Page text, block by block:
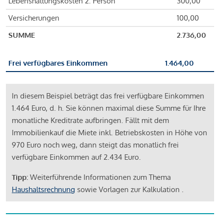
Versicherungen
100,00
SUMME
2.736,00
Frei verfügbares Einkommen 1.464,00
In diesem Beispiel beträgt das frei verfügbare Einkommen
1.464 Euro, d. h. Sie können maximal diese Summe für Ihre
monatliche Kreditrate aufbringen. Fällt mit dem
Immobilienkauf die Miete inkl. Betriebskosten in Höhe von
970 Euro noch weg, dann steigt das monatlich frei
verfügbare Einkommen auf 2.434 Euro.
Tipp: Weiterführende Informationen zum Thema
Haushaltsrechnung sowie Vorlagen zur Kalkulation .